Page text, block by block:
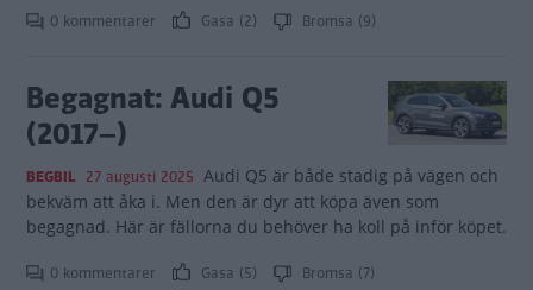
0 kommentarer Gasa (2) Bromsa (9)
Begagnat: Audi Q5
(2017–)
BEGBIL 27 augusti 2025 Audi Q5 är både stadig på vägen och
bekväm att åka i. Men den är dyr att köpa även som
begagnad. Här är fällorna du behöver ha koll på inför köpet.
0 kommentarer Gasa (5) Bromsa (7)